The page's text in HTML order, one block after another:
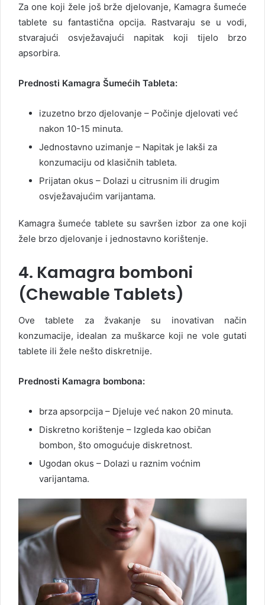
Za one koji žele još brže djelovanje, Kamagra šumeće
tablete su fantastična opcija. Rastvaraju se u vodi,
stvarajući osvježavajući napitak koji tijelo brzo
apsorbira.
Prednosti Kamagra Šumećih Tableta:
izuzetno brzo djelovanje – Počinje djelovati već
nakon 10-15 minuta.
Jednostavno uzimanje – Napitak je lakši za
konzumaciju od klasičnih tableta.
Prijatan okus – Dolazi u citrusnim ili drugim
osvježavajućim varijantama.
Kamagra šumeće tablete su savršen izbor za one koji
žele brzo djelovanje i jednostavno korištenje.
4. Kamagra bomboni
(Chewable Tablets)
Ove tablete za žvakanje su inovativan način
konzumacije, idealan za muškarce koji ne vole gutati
tablete ili žele nešto diskretnije.
Prednosti Kamagra bombona:
brza apsorpcija – Djeluje već nakon 20 minuta.
Diskretno korištenje – Izgleda kao običan
bombon, što omogućuje diskretnost.
Ugodan okus – Dolazi u raznim voćnim
varijantama.